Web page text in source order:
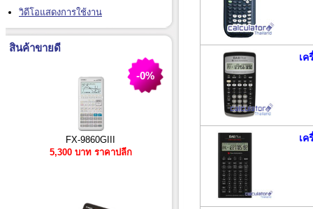
วิดีโอแสดงการใช้งาน
สินค้าขายดี
FX-9860GIII
5,300 บาท ราคาปลีก
-0%
เ
เ